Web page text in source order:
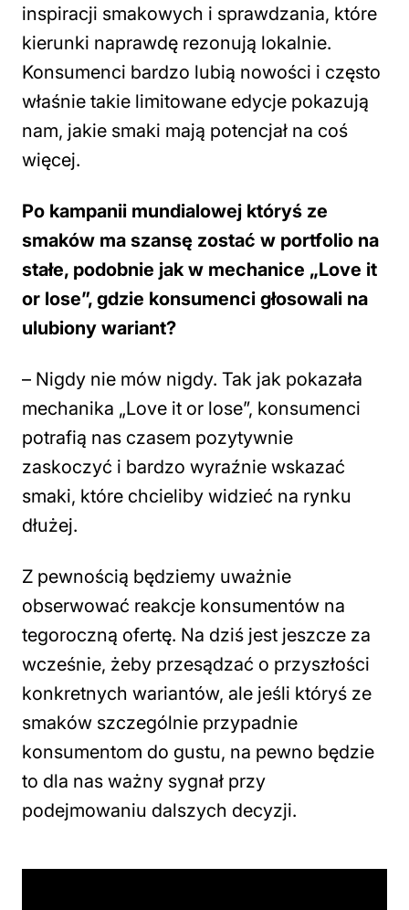
inspiracji smakowych i sprawdzania, które
kierunki naprawdę rezonują lokalnie.
Konsumenci bardzo lubią nowości i często
właśnie takie limitowane edycje pokazują
nam, jakie smaki mają potencjał na coś
więcej.
Po kampanii mundialowej któryś ze
smaków ma szansę zostać w portfolio na
stałe, podobnie jak w mechanice „Love it
or lose”, gdzie konsumenci głosowali na
ulubiony wariant?
– Nigdy nie mów nigdy. Tak jak pokazała
mechanika „Love it or lose”, konsumenci
potrafią nas czasem pozytywnie
zaskoczyć i bardzo wyraźnie wskazać
smaki, które chcieliby widzieć na rynku
dłużej.
Z pewnością będziemy uważnie
obserwować reakcje konsumentów na
tegoroczną ofertę. Na dziś jest jeszcze za
wcześnie, żeby przesądzać o przyszłości
konkretnych wariantów, ale jeśli któryś ze
smaków szczególnie przypadnie
konsumentom do gustu, na pewno będzie
to dla nas ważny sygnał przy
podejmowaniu dalszych decyzji.